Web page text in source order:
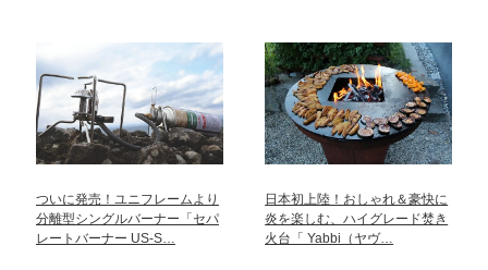
ついに発売！ユニフレームより
分離型シングルバーナー「セパ
レートバーナー US-S…
日本初上陸！おしゃれ＆豪快に
炎を楽しむ、ハイグレード焚き
火台「 Yabbi（ヤヴ…